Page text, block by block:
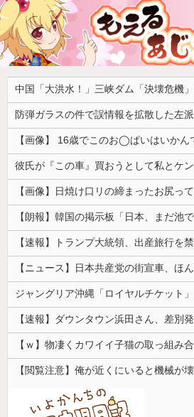
【朗報】韓国の掲示板「日本、まだ池
【ニュース】日本共産党の街宣車、ほ
【ｗ】物凄くカワイイ子猫の取っ組み合
【閲覧注意】俺が近くにいると機械が